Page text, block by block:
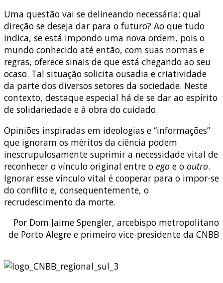
Uma questão vai se delineando necessária: qual
direção se deseja dar para o futuro? Ao que tudo
indica, se está impondo uma nova ordem, pois o
mundo conhecido até então, com suas normas e
regras, oferece sinais de que está chegando ao seu
ocaso. Tal situação solicita ousadia e criatividade
da parte dos diversos setores da sociedade. Neste
contexto, destaque especial há de se dar ao espírito
de solidariedade e à obra do cuidado.
Opiniões inspiradas em ideologias e “informações”
que ignoram os méritos da ciência podem
inescrupulosamente suprimir a necessidade vital de
reconhecer o vínculo original entre o ego e o outro.
Ignorar esse vínculo vital é cooperar para o impor-se
do conflito e, consequentemente, o
recrudescimento da morte.
Por Dom Jaime Spengler, arcebispo metropolitano
de Porto Alegre e primeiro vice-presidente da CNBB